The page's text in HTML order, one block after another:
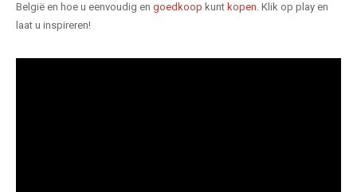
België en hoe u eenvoudig en goedkoop kunt kopen. Klik op play en
laat u inspireren!